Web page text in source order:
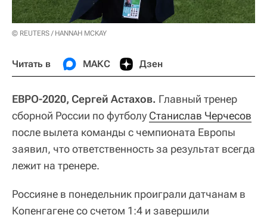
© REUTERS / HANNAH MCKAY
Читать в МАКС Дзен
ЕВРО-2020, Сергей Астахов. Главный тренер
сборной России по футболу Станислав Черчесов
после вылета команды с чемпионата Европы
заявил, что ответственность за результат всегда
лежит на тренере.
Россияне в понедельник проиграли датчанам в
Копенгагене со счетом 1:4 и завершили